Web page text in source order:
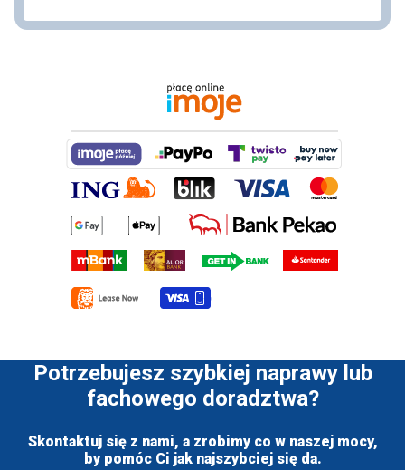
Potrzebujesz szybkiej naprawy lub
fachowego doradztwa?
Skontaktuj się z nami, a zrobimy co w naszej mocy,
by pomóc Ci jak najszybciej się da.